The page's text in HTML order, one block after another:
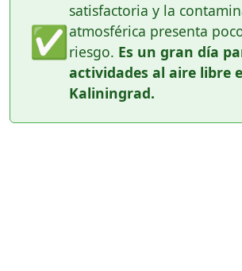
✅
satisfactoria y la
atmosférica presenta
riesgo. Es un gran día
actividades al aire libre
Kaliningrad.